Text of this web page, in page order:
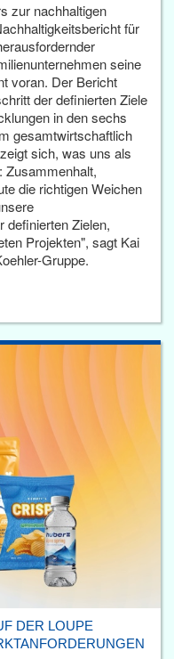
zur nachhaltigen
für
seine
voran. Der Bericht
der definierten Ziele
in den sechs
gesamtwirtschaftlich
sich, was uns als
Zusammenhalt,
die richtigen Weichen
definierten Zielen,
Projekten", sagt Kai
Gruppe.
DER LOUPE